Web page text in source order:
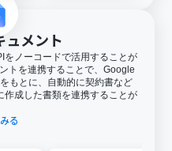
メント
ノーコードで活用することが
トを連携することで、Google
もとに、自動的に契約書など
成した書類を連携することが
る